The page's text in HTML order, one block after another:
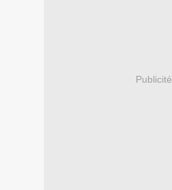
Publicité